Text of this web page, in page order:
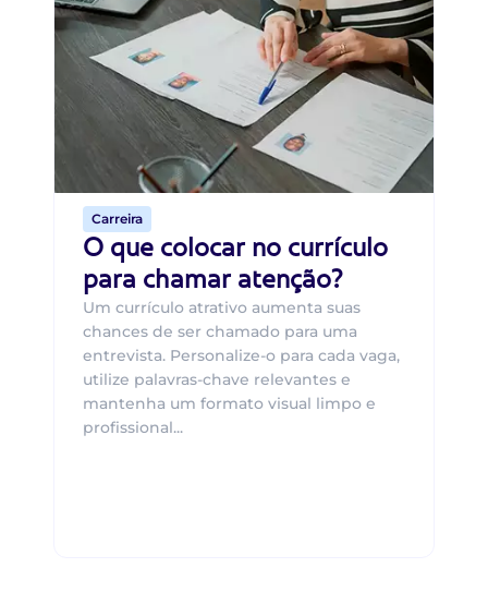
Carreira
O que colocar no currículo
para chamar atenção?
Um currículo atrativo aumenta suas
chances de ser chamado para uma
entrevista. Personalize-o para cada vaga,
utilize palavras-chave relevantes e
mantenha um formato visual limpo e
profissional...